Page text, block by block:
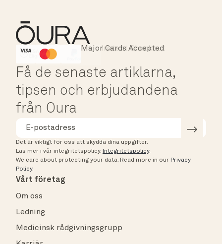
HSA/FSA Eligible
Instant Checkout
Major Cards Accepted
Få de senaste artiklarna,
tipsen och erbjudandena
från Oura
Det är viktigt för oss att skydda dina uppgifter.
Läs mer i vår integritetspolicy. Integritetspolicy.
We care about protecting your data. Read more in our Privacy
Policy.
Vårt företag
Om oss
Ledning
Medicinsk rådgivningsgrupp